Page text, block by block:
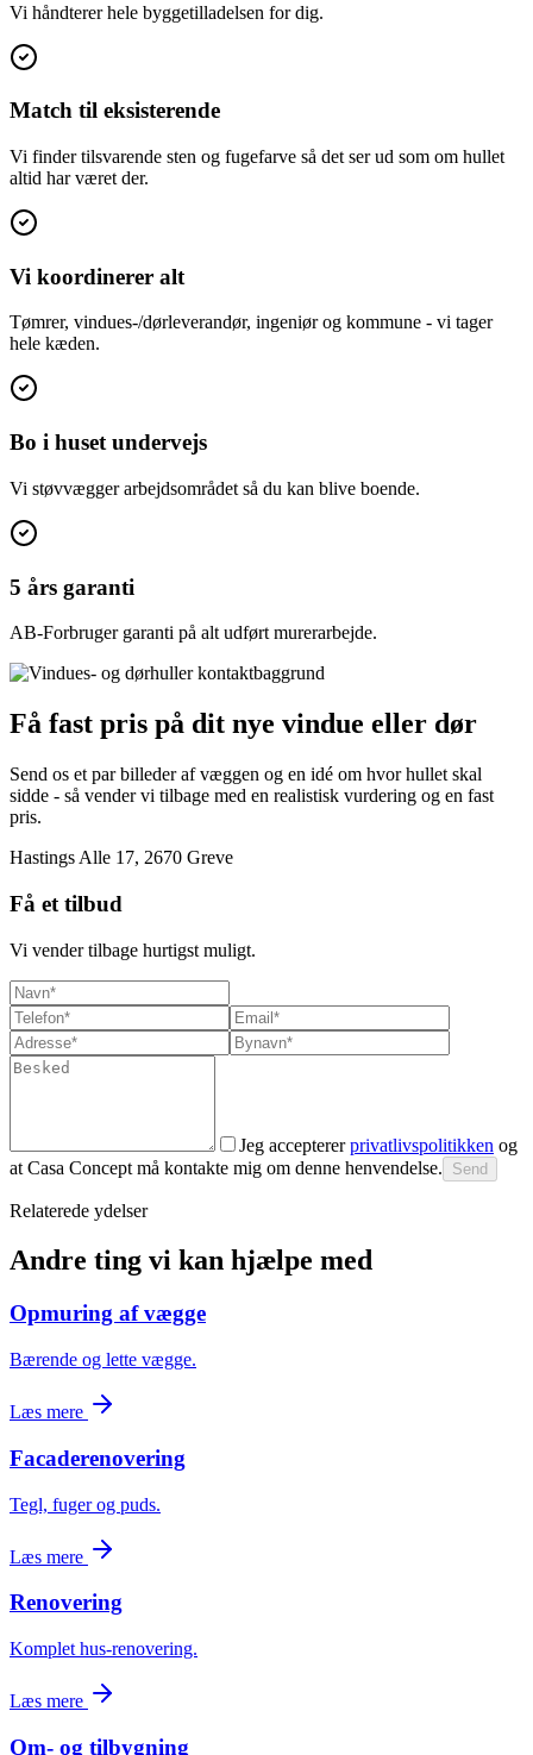
Vi håndterer hele byggetilladelsen for dig.
Match til eksisterende
Vi finder tilsvarende sten og fugefarve så det ser ud som om hullet
altid har været der.
Vi koordinerer alt
Tømrer, vindues-/dørleverandør, ingeniør og kommune - vi tager
hele kæden.
Bo i huset undervejs
Vi støvvægger arbejdsområdet så du kan blive boende.
5 års garanti
AB-Forbruger garanti på alt udført murerarbejde.
Få fast pris på dit nye vindue eller dør
Send os et par billeder af væggen og en idé om hvor hullet skal
sidde - så vender vi tilbage med en realistisk vurdering og en fast
pris.
Hastings Alle 17, 2670 Greve
Få et tilbud
Vi vender tilbage hurtigst muligt.
Jeg accepterer privatlivspolitikken og
at Casa Concept må kontakte mig om denne henvendelse.
Send
Relaterede ydelser
Andre ting vi kan hjælpe med
Opmuring af vægge
Bærende og lette vægge.
Læs mere
Facaderenovering
Tegl, fuger og puds.
Læs mere
Renovering
Komplet hus-renovering.
Læs mere
Om- og tilbygning